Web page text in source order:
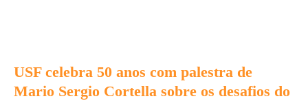
USF celebra 50 anos com palestra de
Mario Sergio Cortella sobre os desafios do